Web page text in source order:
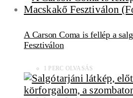
A Carson Coma is fellép a
Fesztiválon
1 PERC OLVASÁS